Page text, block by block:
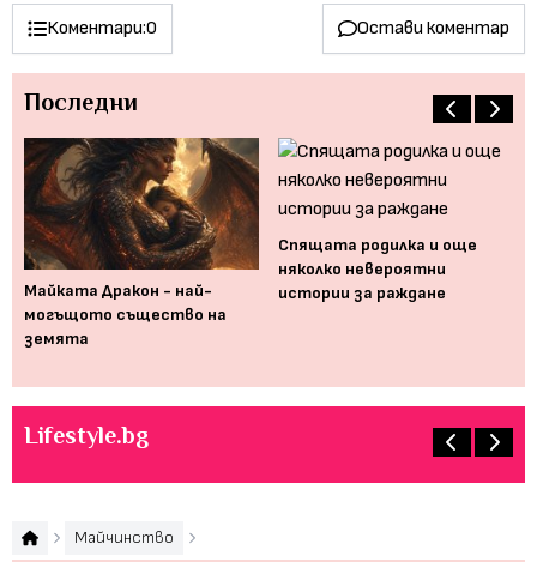
Коментари:0 Остави коментар
Последни
Майката Дракон - най-
могъщото същество на
земята
Спящата родилка и още
няколко невероятни
истории за раждане
Lifestyle.bg
Майчинство